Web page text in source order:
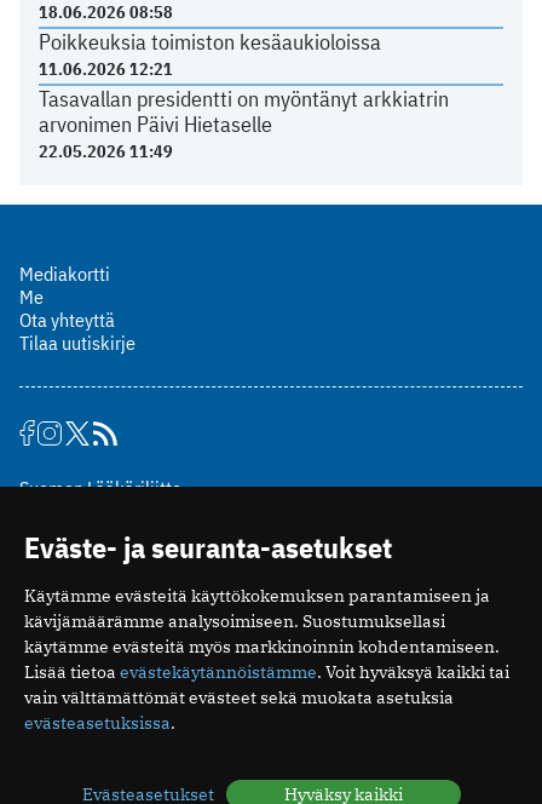
18.06.2026 08:58
Poikkeuksia toimiston kesäaukioloissa
11.06.2026 12:21
Tasavallan presidentti on myöntänyt arkkiatrin
arvonimen Päivi Hietaselle
22.05.2026 11:49
Mediakortti
Me
Ota yhteyttä
Tilaa uutiskirje
Suomen Lääkäriliitto
00510 Helsinki
puh. (09) 393 091
toimitus@potilaanlaakarilehti.fi
ISSN 2323-9476
Eväste- ja seuranta-asetukset
Käytämme evästeitä käyttökokemuksen parantamiseen ja
kävijämäärämme analysoimiseen. Suostumuksellasi
käytämme evästeitä myös markkinoinnin kohdentamiseen.
Lisää tietoa evästekäytännöistämme. Voit hyväksyä kaikki tai
vain välttämättömät evästeet sekä muokata asetuksia
evästeasetuksissa.
Evästeasetukset Hyväksy kaikki